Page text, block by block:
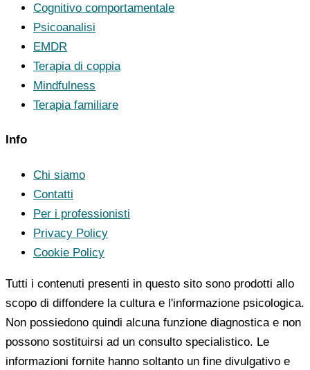
Cognitivo comportamentale
Psicoanalisi
EMDR
Terapia di coppia
Mindfulness
Terapia familiare
Info
Chi siamo
Contatti
Per i professionisti
Privacy Policy
Cookie Policy
Tutti i contenuti presenti in questo sito sono prodotti allo
scopo di diffondere la cultura e l'informazione psicologica.
Non possiedono quindi alcuna funzione diagnostica e non
possono sostituirsi ad un consulto specialistico. Le
informazioni fornite hanno soltanto un fine divulgativo e